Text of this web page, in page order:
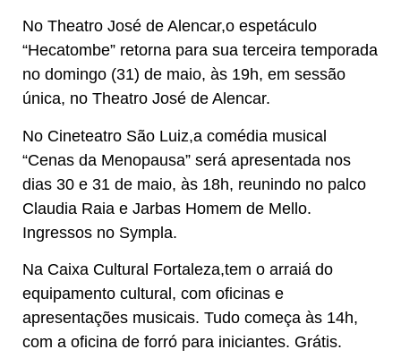
No Theatro José de Alencar,o espetáculo
“Hecatombe” retorna para sua terceira temporada
no domingo (31) de maio, às 19h, em sessão
única, no Theatro José de Alencar.
No Cineteatro São Luiz,a comédia musical
“Cenas da Menopausa” será apresentada nos
dias 30 e 31 de maio, às 18h, reunindo no palco
Claudia Raia e Jarbas Homem de Mello.
Ingressos no Sympla.
Na Caixa Cultural Fortaleza,tem o arraiá do
equipamento cultural, com oficinas e
apresentações musicais. Tudo começa às 14h,
com a oficina de forró para iniciantes. Grátis.